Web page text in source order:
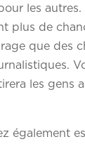
les autres.
plus de
que des
les gens
également